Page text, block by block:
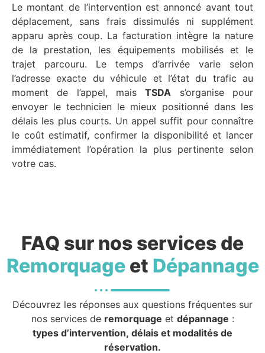
Le montant de l’intervention est annoncé avant tout
déplacement, sans frais dissimulés ni supplément
apparu après coup. La facturation intègre la nature
de la prestation, les équipements mobilisés et le
trajet parcouru. Le temps d’arrivée varie selon
l’adresse exacte du véhicule et l’état du trafic au
moment de l’appel, maisTSDA s’organise pour
envoyer le technicien le mieux positionné dans les
délais les plus courts. Un appel suffit pour connaître
le coût estimatif, confirmer la disponibilité et lancer
immédiatement l’opération la plus pertinente selon
votre cas.
FAQ sur nos services de
Remorquageet Dépannage
Découvrez les réponses aux questions fréquentes sur
nos services de remorquage et dépannage :
types d’intervention, délais et modalités de
réservation.